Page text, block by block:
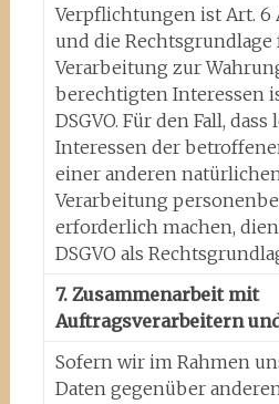
Verpflichtungen ist Art. 6
und die Rechtsgrundlage
Verarbeitung zur
berechtigten Interessen
DSGVO. Für den Fall,
Interessen der
einer anderen
Verarbeitung
erforderlich machen,
DSGVO als
7. Zusammenarbeit mit
Auftragsverarbeitern
Sofern wir im Rahmen
Daten gegenüber